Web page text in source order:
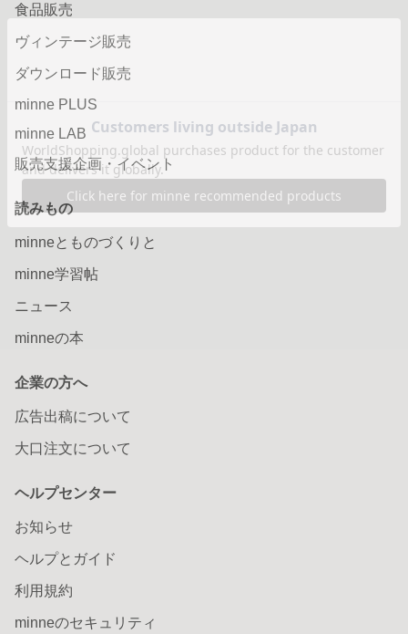
食品販売
ヴィンテージ販売
ダウンロード販売
minne PLUS
minne LAB
販売支援企画・イベント
読みもの
minneとものづくりと
minne学習帖
ニュース
minneの本
企業の方へ
広告出稿について
大口注文について
ヘルプセンター
お知らせ
ヘルプとガイド
利用規約
minneのセキュリティ